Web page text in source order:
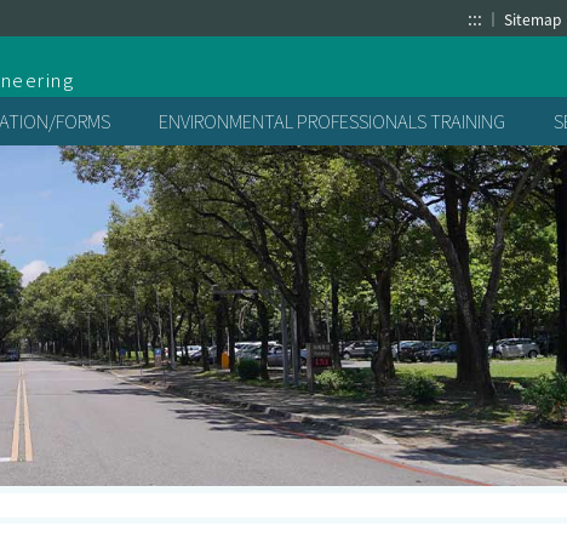
::: Sitemap
FORMS ENVIRONMENTAL PROFESSIONALS TRAINING